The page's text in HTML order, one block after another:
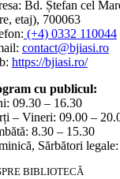
Bd. Ștefan cel
etaj), 700063
(+4) 0332 110044
contact@bjiasi.ro
https://bjiasi.ro/
cu publicul:
09.30 – 16.30
– Vineri: 09.00 –
8.30 – 15.30
Sărbători
BIBLIOTECĂ